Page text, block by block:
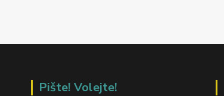
Pište! Volejte!